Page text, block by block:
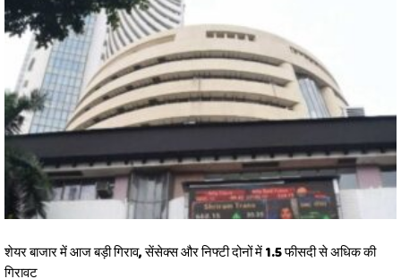
शेयर बाजार में आज बड़ी गिराव, सेंसेक्स और निफ्टी दोनों में 1.5 फीसदी से अधिक की
गिरावट